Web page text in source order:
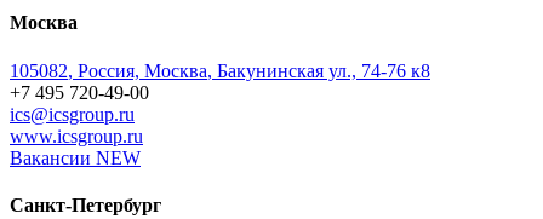
Москва
105082, Россия, Москва, Бакунинская ул., 74-76 к8
+7 495 720-49-00
ics@icsgroup.ru
www.icsgroup.ru
Вакансии NEW
Санкт-Петербург